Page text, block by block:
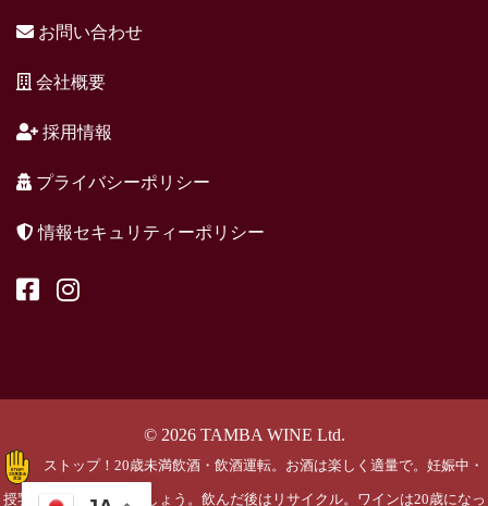
お問い合わせ
会社概要
採用情報
プライバシーポリシー
情報セキュリティーポリシー
© 2026 TAMBA WINE Ltd.
ストップ！20歳未満飲酒・飲酒運転。お酒は楽しく適量で。妊娠中・
授乳期の飲酒はやめましょう。飲んだ後はリサイクル。ワインは20歳になっ